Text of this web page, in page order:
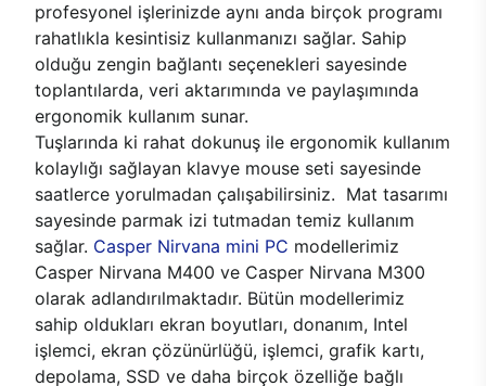
profesyonel işlerinizde aynı anda birçok programı
rahatlıkla kesintisiz kullanmanızı sağlar. Sahip
olduğu zengin bağlantı seçenekleri sayesinde
toplantılarda, veri aktarımında ve paylaşımında
ergonomik kullanım sunar.
Tuşlarında ki rahat dokunuş ile ergonomik kullanım
kolaylığı sağlayan klavye mouse seti sayesinde
saatlerce yorulmadan çalışabilirsiniz. Mat tasarımı
sayesinde parmak izi tutmadan temiz kullanım
sağlar. Casper Nirvana mini PC modellerimiz
Casper Nirvana M400 ve Casper Nirvana M300
olarak adlandırılmaktadır. Bütün modellerimiz
sahip oldukları ekran boyutları, donanım, Intel
işlemci, ekran çözünürlüğü, işlemci, grafik kartı,
depolama, SSD ve daha birçok özelliğe bağlı